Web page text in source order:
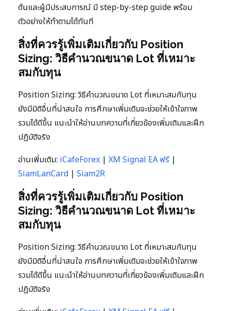
ต้นและผู้มีประสบการณ์ มี step-by-step guide พร้อม
ตัวอย่างให้ทำตามได้ทันที
สิ่งที่ควรรู้เพิ่มเติมเกี่ยวกับ Position
Sizing: วิธีคำนวณขนาด Lot ที่เหมาะ
สมกับทุน
Position Sizing: วิธีคำนวณขนาด Lot ที่เหมาะสมกับทุน
ยังมีมิติอื่นที่น่าสนใจ การศึกษาเพิ่มเติมจะช่วยให้เข้าใจภาพ
รวมได้ดีขึ้น แนะนำให้อ่านบทความที่เกี่ยวข้องเพิ่มเติมและฝึก
ปฏิบัติจริง
อ่านเพิ่มเติม: iCafeForex | XM Signal EA ฟรี|
SiamLanCard | Siam2R
สิ่งที่ควรรู้เพิ่มเติมเกี่ยวกับ Position
Sizing: วิธีคำนวณขนาด Lot ที่เหมาะ
สมกับทุน
Position Sizing: วิธีคำนวณขนาด Lot ที่เหมาะสมกับทุน
ยังมีมิติอื่นที่น่าสนใจ การศึกษาเพิ่มเติมจะช่วยให้เข้าใจภาพ
รวมได้ดีขึ้น แนะนำให้อ่านบทความที่เกี่ยวข้องเพิ่มเติมและฝึก
ปฏิบัติจริง